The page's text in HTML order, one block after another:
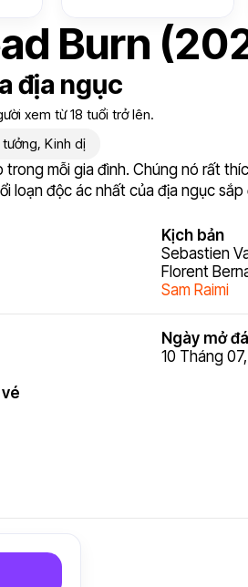
Burn
địa ngục
xem từ 18 tuổi trở lên.
, Kinh dị
trong mỗi gia đình. Chúng nó rất
loạn độc ác nhất của địa ngục
Kịch bản
Sebastien
Florent
Sam Raimi
Ngày mở
10 Tháng